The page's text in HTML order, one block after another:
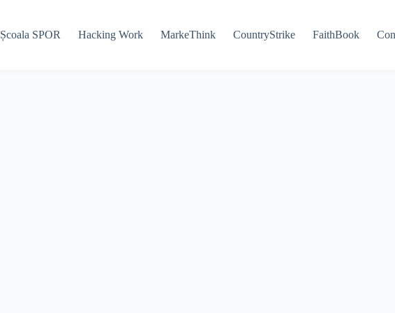
Școala SPOR Hacking Work MarkeThink CountryStrike FaithBook